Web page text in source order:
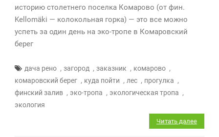
историю столетнего поселка Комарово (от фин.
Kellomäki — колокольная горка) — это все можно
успеть за один день на эко-тропе в Комаровский
берег
дача рено , загород , заказник , комарово ,
комаровский берег , куда пойти , лес , прогулка ,
финский залив , эко-тропа , экологическая тропа ,
экология
Читать далее